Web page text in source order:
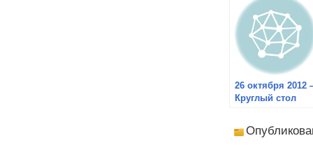
26 октября 2012
Круглый стол
Азиатско-